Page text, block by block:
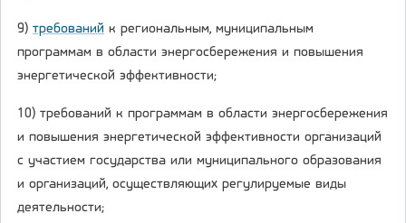
9) требований к региональным, муниципальным
программам в области энергосбережения и повышения
энергетической эффективности;
10) требований к программам в области энергосбережения
и повышения энергетической эффективности организаций
с участием государства или муниципального образования
и организаций, осуществляющих регулируемые виды
деятельности;